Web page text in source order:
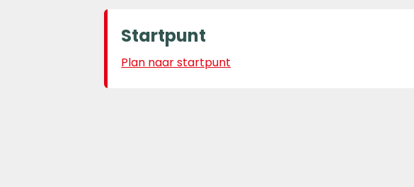
Startpunt
Plan naar startpunt